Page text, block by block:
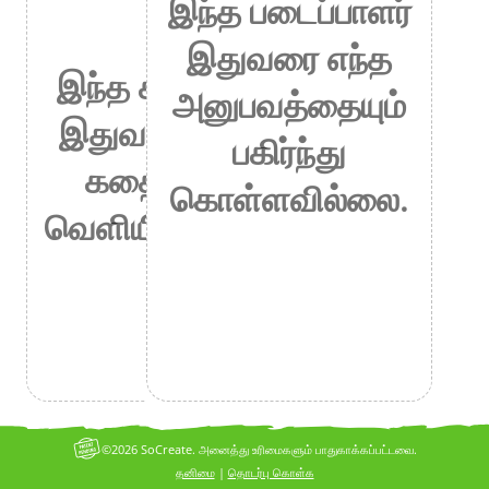
இந்த கிரியேட்டர்
இதுவரை எந்தக்
கதையையும்
வெளியிடவில்லை.
இந்த படைப்பாளர்
இதுவரை எந்த
அனுபவத்தையும்
பகிர்ந்து
கொள்ளவில்லை.
தனிமை| தொடர்பு கொள்க
©2026 SoCreate. அனைத்து உரிமைகளும் பாதுகாக்கப்பட்டவை.